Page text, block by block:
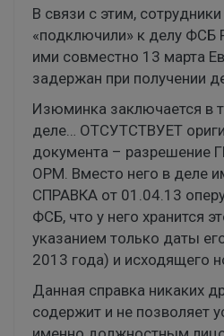
В связи с этим,
«подключили» к делу ФСБ
ими совместно 13 марта
задержан при получении
Изюминка заключается в
деле… ОТСУТСТВУЕТ
документа – разрешение
ОРМ. Вместо него в деле
СПРАВКА от 01.04.13
ФСБ, что у него хранится
указанием только даты
2013 года) и исходящего
Данная справка никаких
содержит и не позволяет